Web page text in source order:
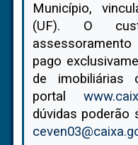
Município,
(UF). O
pago
de imobiliárias
portal
dúvidas poderão